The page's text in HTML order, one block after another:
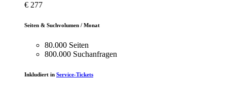
€ 277
Seiten & Suchvolumen / Monat
80.000 Seiten
800.000 Suchanfragen
Inkludiert in Service-Tickets